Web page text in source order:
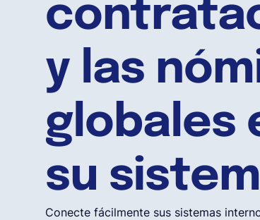
y las
globales
su
Conecte fácilmente sus sistemas